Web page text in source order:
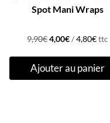
Spot Mani Wraps
9,90€Le
initial
4,00€Le
actuel
/4,80€ttc
Ajouter au panier